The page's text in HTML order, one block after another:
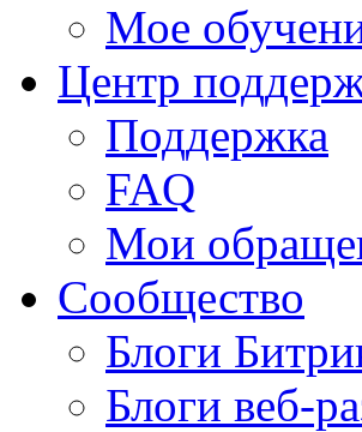
Мое
Центр
Поддержка
FAQ
Мои
Сообщество
Блоги
Блоги веб-